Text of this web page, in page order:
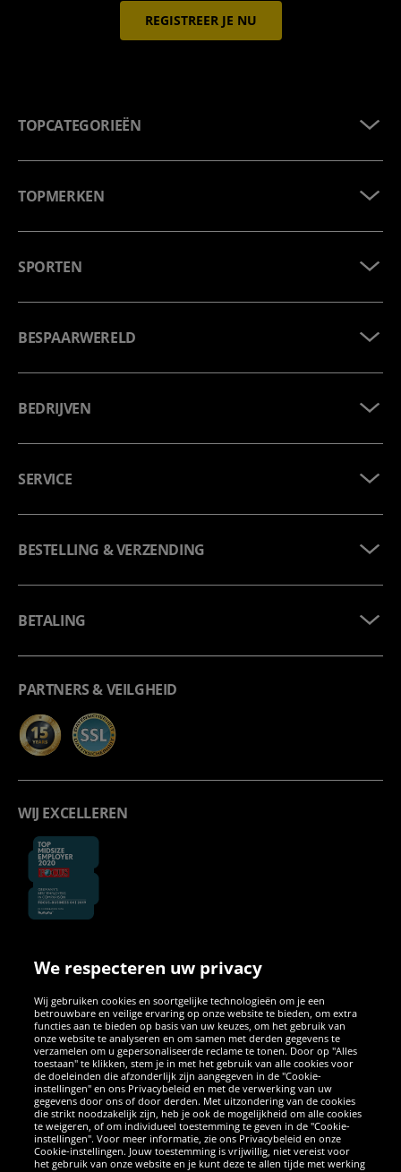
REGISTREER JE NU
TOPCATEGORIEËN
TOPMERKEN
SPORTEN
BESPAARWERELD
BEDRIJVEN
SERVICE
BESTELLING & VERZENDING
BETALING
PARTNERS & VEILGHEID
WIJ EXCELLEREN
SOCIALE MEDIA
FacebookInstagram
WhatsApp
TikTokTwitterYouTube
APPS
We respecteren uw privacy
Wij gebruiken cookies en soortgelijke technologieën om je een
betrouwbare en veilige ervaring op onze website te bieden, om extra
functies aan te bieden op basis van uw keuzes, om het gebruik van
onze website te analyseren en om samen met derden gegevens te
verzamelen om u gepersonaliseerde reclame te tonen. Door op "Alles
toestaan" te klikken, stem je in met het gebruik van alle cookies voor
de doeleinden die afzonderlijk zijn aangegeven in de "Cookie-
instellingen" en ons Privacybeleid en met de verwerking van uw
gegevens door ons of door derden. Met uitzondering van de cookies
die strikt noodzakelijk zijn, heb je ook de mogelijkheid om alle cookies
te weigeren, of om individueel toestemming te geven in de "Cookie-
instellingen". Voor meer informatie, zie ons Privacybeleid en onze
Cookie-instellingen. Jouw toestemming is vrijwillig, niet vereist voor
het gebruik van onze website en je kunt deze te allen tijde met werking